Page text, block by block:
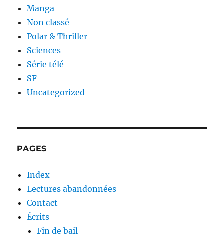
Manga
Non classé
Polar & Thriller
Sciences
Série télé
SF
Uncategorized
PAGES
Index
Lectures abandonnées
Contact
Écrits
Fin de bail